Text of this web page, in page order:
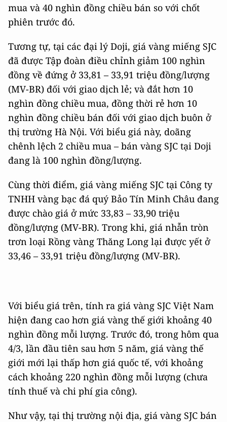
mua và 40 nghìn đồng chiều bán so với chốt
phiên trước đó.
Tương tự, tại các đại lý Doji, giá vàng miếng SJC
đã được Tập đoàn điều chỉnh giảm 100 nghìn
đồng về đứng ở 33,81 – 33,91 triệu đồng/lượng
(MV-BR) đối với giao dịch lẻ; và đắt hơn 10
nghìn đồng chiều mua, đồng thời rẻ hơn 10
nghìn đồng chiều bán đối với giao dịch buôn ở
thị trường Hà Nội. Với biểu giá này, doãng
chênh lệch 2 chiều mua – bán vàng SJC tại Doji
đang là 100 nghìn đồng/lượng.
Cùng thời điểm, giá vàng miếng SJC tại Công ty
TNHH vàng bạc đá quý Bảo Tín Minh Châu đang
được chào giá ở mức 33,83 – 33,90 triệu
đồng/lượng (MV-BR). Trong khi, giá nhẫn tròn
trơn loại Rồng vàng Thăng Long lại được yết ở
33,46 – 33,91 triệu đồng/lượng (MV-BR).
Với biểu giá trên, tính ra giá vàng SJC Việt Nam
hiện đang cao hơn giá vàng thế giới khoảng 40
nghìn đồng mỗi lượng. Trước đó, trong hôm qua
4/3, lần đầu tiên sau hơn 5 năm, giá vàng thế
giới mới lại thấp hơn giá quốc tế, với khoảng
cách khoảng 220 nghìn đồng mỗi lượng (chưa
tính thuế và chi phí gia công).
Như vậy, tại thị trường nội địa, giá vàng SJC bán